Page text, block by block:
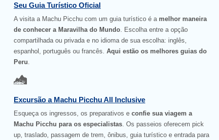
Seu Guia Turístico Oficial
A visita a Machu Picchu com um guia turístico é a melhor maneira
de conhecer a Maravilha do Mundo. Escolha entre a opção
compartilhada ou privada e no idioma de sua escolha: inglês,
espanhol, português ou francês. Aqui estão os melhores guias do
Peru.
Excursão a Machu Picchu All Inclusive
Esqueça os ingressos, os preparativos e confie sua viagem a
Machu Picchu para os especialistas. Os passeios oferecem pick
up, traslado, passagem de trem, ônibus, guia turístico e entrada para